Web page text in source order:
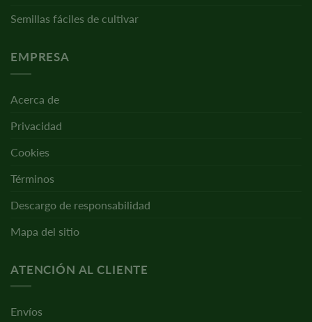
Semillas fáciles de cultivar
EMPRESA
Acerca de
Privacidad
Cookies
Términos
Descargo de responsabilidad
Mapa del sitio
ATENCIÓN AL CLIENTE
Envíos